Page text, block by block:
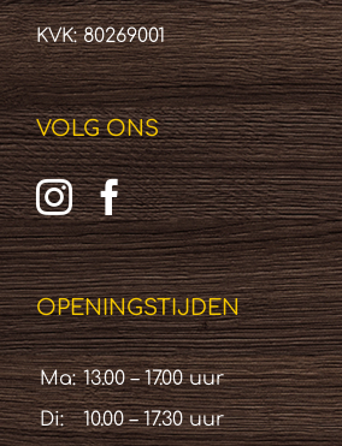
KVK: 80269001
VOLG ONS
OPENINGSTIJDEN
Ma: 13.00 – 17.00 uur
Di:
10.00 – 17.30 uur